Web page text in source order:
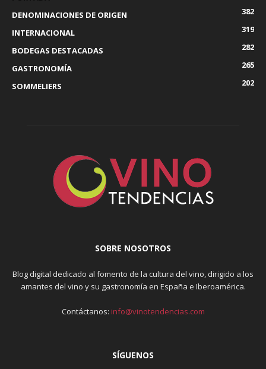
DENOMINACIONES DE ORIGEN
382
INTERNACIONAL
319
BODEGAS DESTACADAS
282
GASTRONOMÍA
265
SOMMELIERS
202
SOBRE NOSOTROS
Blog digital dedicado al fomento de la cultura del vino, dirigido a los
amantes del vino y su gastronomía en España e Iberoamérica.
Contáctanos: info@vinotendencias.com
SÍGUENOS